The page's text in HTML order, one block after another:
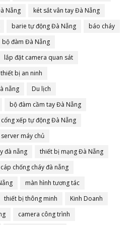
Nẵng
két sắt vân tay Đà Nẵng
barie tự động Đà Nẵng
báo cháy
bộ đàm Đà Nẵng
lắp đặt camera quan sát
thiết bị an ninh
nẵng
Du lịch
bộ đàm cầm tay Đà Nẵng
cổng xếp tự động Đà Nẵng
server máy chủ
đà nẵng
thiết bị mạng Đà Nẵng
cáp chống cháy đà nẵng
màn hình tương tác
thiết bị thông minh
Kinh Doanh
camera công trình